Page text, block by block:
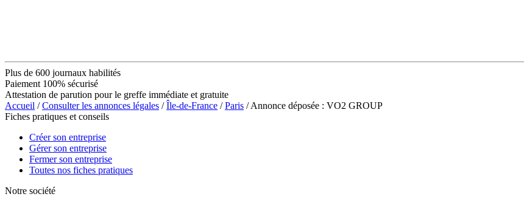
Plus de 600 journaux habilités
Paiement 100% sécurisé
Attestation de parution pour le greffe immédiate et gratuite
Accueil /Consulter les annonces légales /Île-de-France /Paris / Annonce déposée : VO2 GROUP
Fiches pratiques et conseils
Créer son entreprise
Gérer son entreprise
Fermer son entreprise
Toutes nos fiches pratiques
Notre société